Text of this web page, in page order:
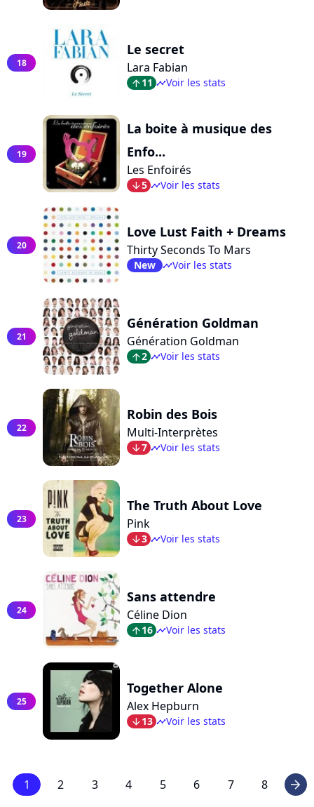
18
Le secret
Lara Fabian
arrow_top11 timelineVoir les stats
19
La boite à musique des
Enfo...
Les Enfoirés
arrow_bot5 timelineVoir les stats
20
Love Lust Faith + Dreams
Thirty Seconds To Mars
New timelineVoir les stats
21
Génération Goldman
Génération Goldman
arrow_top2 timelineVoir les stats
22
Robin des Bois
Multi-Interprètes
arrow_bot7 timelineVoir les stats
23
The Truth About Love
Pink
arrow_bot3 timelineVoir les stats
24
Sans attendre
Céline Dion
arrow_top16 timelineVoir les stats
25
Together Alone
Alex Hepburn
arrow_bot13 timelineVoir les stats
1 2 3 4 5 6 7 8 arrow_right